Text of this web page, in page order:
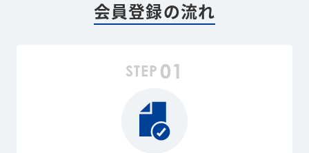
会員登録の流れ
STEP 01